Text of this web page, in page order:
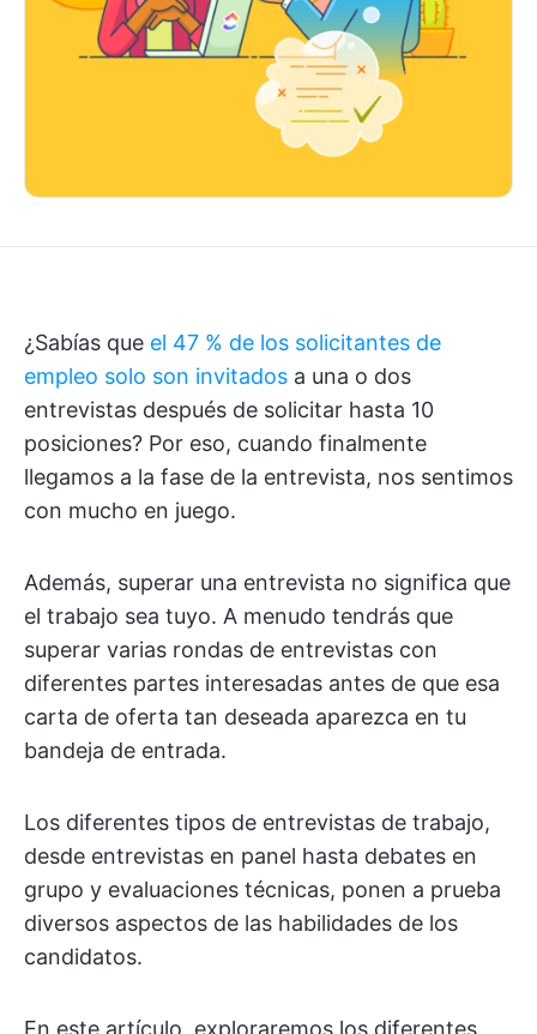
¿Sabías que el 47 % de los solicitantes de
empleo solo son invitados a una o dos
entrevistas después de solicitar hasta 10
posiciones? Por eso, cuando finalmente
llegamos a la fase de la entrevista, nos sentimos
con mucho en juego.
Además, superar una entrevista no significa que
el trabajo sea tuyo. A menudo tendrás que
superar varias rondas de entrevistas con
diferentes partes interesadas antes de que esa
carta de oferta tan deseada aparezca en tu
bandeja de entrada.
Los diferentes tipos de entrevistas de trabajo,
desde entrevistas en panel hasta debates en
grupo y evaluaciones técnicas, ponen a prueba
diversos aspectos de las habilidades de los
candidatos.
En este artículo, exploraremos los diferentes